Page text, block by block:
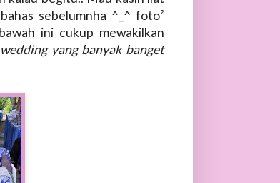
sebelumnha ^_^ foto²
ini cukup mewakilkan
yang banyak banget